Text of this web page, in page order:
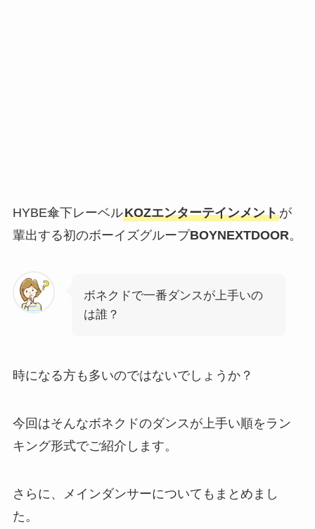
HYBE傘下レーベルKOZエンターテインメントが
輩出する初のボーイズグループBOYNEXTDOOR。
ボネクドで一番ダンスが上手いの
は誰？
時になる方も多いのではないでしょうか？
今回はそんなボネクドのダンスが上手い順をラン
キング形式でご紹介します。
さらに、メインダンサーについてもまとめまし
た。